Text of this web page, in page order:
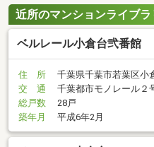
近所のマンションライブ
ベルレール小倉台弐番館
住 所
千葉県千葉市若葉区小
交 通
千葉都市モノレール２
総戸数
28戸
築年月
平成6年2月